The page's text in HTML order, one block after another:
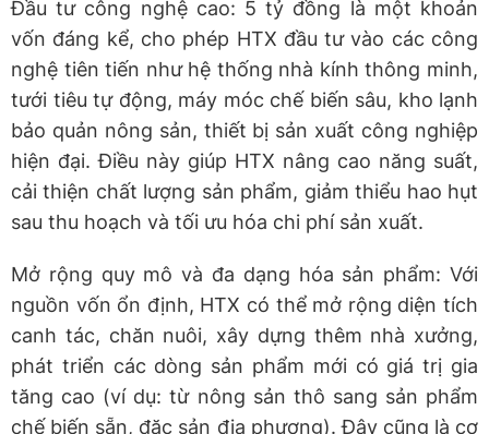
Đầu tư công nghệ cao: 5 tỷ đồng là một khoản
vốn đáng kể, cho phép HTX đầu tư vào các công
nghệ tiên tiến như hệ thống nhà kính thông minh,
tưới tiêu tự động, máy móc chế biến sâu, kho lạnh
bảo quản nông sản, thiết bị sản xuất công nghiệp
hiện đại. Điều này giúp HTX nâng cao năng suất,
cải thiện chất lượng sản phẩm, giảm thiểu hao hụt
sau thu hoạch và tối ưu hóa chi phí sản xuất.
Mở rộng quy mô và đa dạng hóa sản phẩm: Với
nguồn vốn ổn định, HTX có thể mở rộng diện tích
canh tác, chăn nuôi, xây dựng thêm nhà xưởng,
phát triển các dòng sản phẩm mới có giá trị gia
tăng cao (ví dụ: từ nông sản thô sang sản phẩm
chế biến sẵn, đặc sản địa phương). Đây cũng là cơ